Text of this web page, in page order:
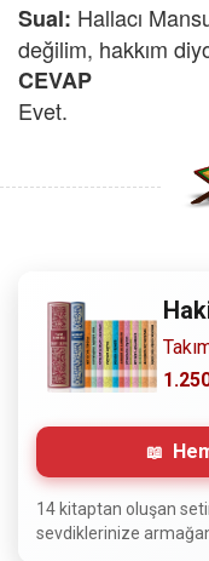
Sual: Hallacı
değilim, hakkım
CEVAP
Evet.
Copyright © 2008
Sitemizdeki
hazırlanmıştır.
almaya gerek
14 kitaptan oluşan
sevdiklerinize